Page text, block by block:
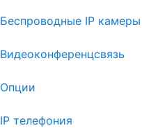
Беспроводные IP камеры
Видеоконференцсвязь
Опции
IP телефония